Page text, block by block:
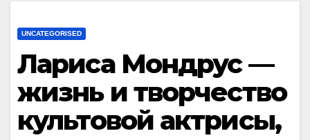
UNCATEGORISED
Лариса Мондрус —
жизнь и творчество
культовой актрисы,